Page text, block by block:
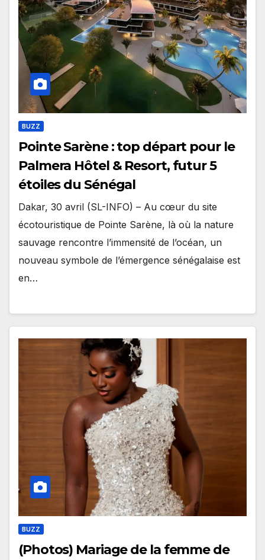
BUZZ
Pointe Sarène : top départ pour le
Palmera Hôtel & Resort, futur 5
étoiles du Sénégal
Dakar, 30 avril (SL-INFO) – Au cœur du site
écotouristique de Pointe Sarène, là où la nature
sauvage rencontre l’immensité de l’océan, un
nouveau symbole de l’émergence sénégalaise est
en…
BUZZ
(Photos) Mariage de la femme de